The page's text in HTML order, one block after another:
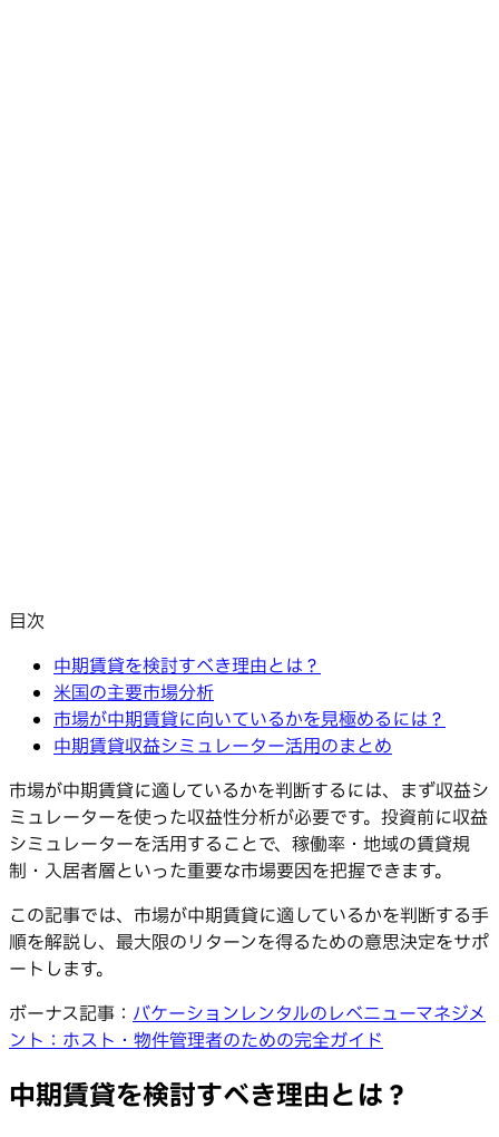
目次
中期賃貸を検討すべき理由とは？
米国の主要市場分析
市場が中期賃貸に向いているかを見極めるには？
中期賃貸収益シミュレーター活用のまとめ
市場が中期賃貸に適しているかを判断するには、まず収益シ
ミュレーターを使った収益性分析が必要です。投資前に収益
シミュレーターを活用することで、稼働率・地域の賃貸規
制・入居者層といった重要な市場要因を把握できます。
この記事では、市場が中期賃貸に適しているかを判断する手
順を解説し、最大限のリターンを得るための意思決定をサポ
ートします。
ボーナス記事： バケーションレンタルのレベニューマネジメ
ント：ホスト・物件管理者のための完全ガイド
中期賃貸を検討すべき理由とは？